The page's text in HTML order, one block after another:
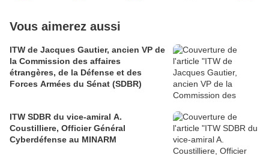
Vous aimerez aussi
ITW de Jacques Gautier, ancien VP de
la Commission des affaires
étrangères, de la Défense et des
Forces Armées du Sénat (SDBR)
ITW SDBR du vice-amiral A.
Coustilliere, Officier Général
Cyberdéfense au MINARM